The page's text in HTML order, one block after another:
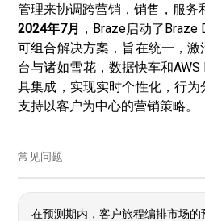
管理来协调跨营销，销售，服务
2024年7月 ，Braze启动了
可组合解决方案，旨在统一，
台与诸如雪花，数据快车和
具集成，实现实时个性化，行
支持以客户为中心的营销策略。
常见问题
在预测期内，客户旅程编排市场